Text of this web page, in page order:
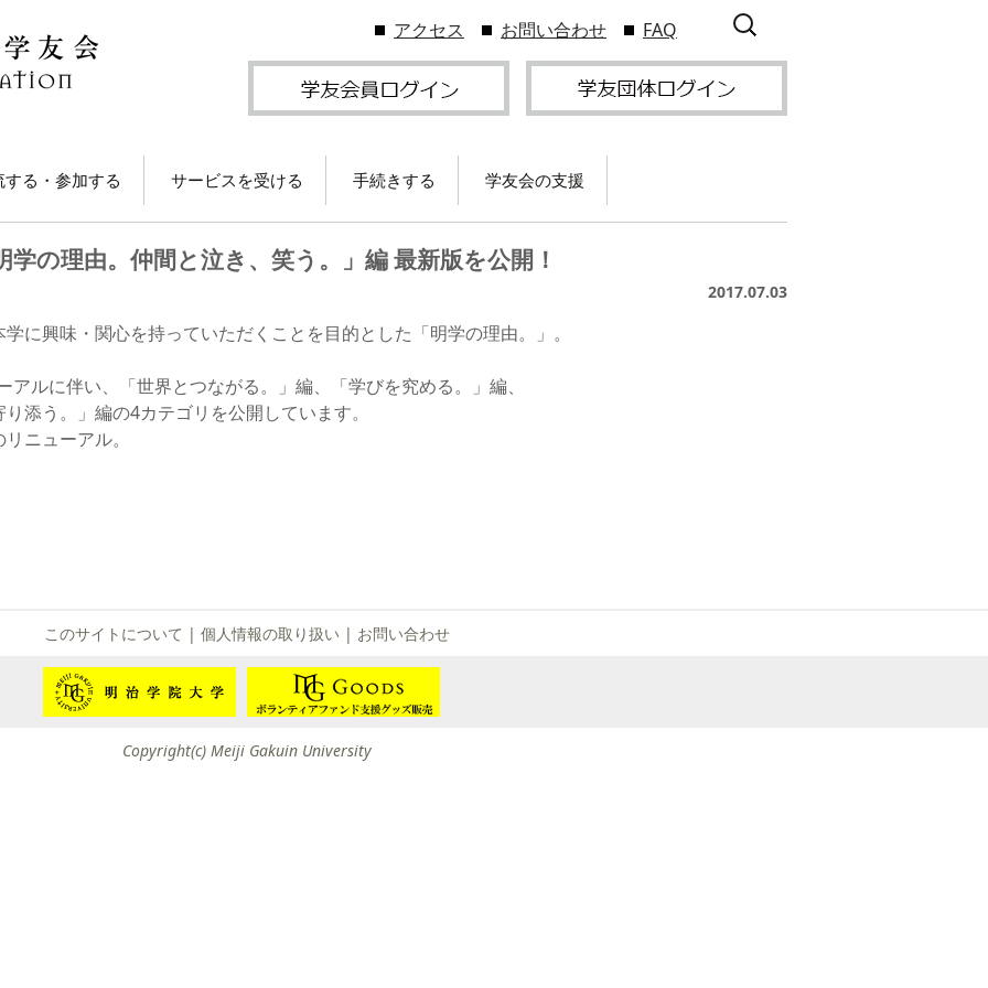
アクセス お問い合わせ FAQ
検
索:
する・参加する
学友会
クリスマスプレゼン
無料）に応募しよ
のイベント情報
サービスを受ける
図書館の利用
卒業生メールサービス 卒業生メールサービス
(MGメール)【2010年3
月卒業生以降】
各種サービス
Ａ会員サービス
手続きする
住所等変更について
各種証明書の発行
学友団体の登録・サー
ビス案内
学友会費および納入方
法
学友会の支援
卒業記念パーティー開
催
会・ブロック長補助申
請方法
の理由。仲間と泣き、笑う。」編 最新版を公開！
2017.07.03
に興味・関心を持っていただくことを目的とした「明学の理由。」。
ルに伴い、「世界とつながる。」編、「学びを究める。」編、
添う。」編の4カテゴリを公開しています。
ニューアル。
このサイトについて | 個人情報の取り扱い | お問い合わせ
Copyright(c) Meiji Gakuin University